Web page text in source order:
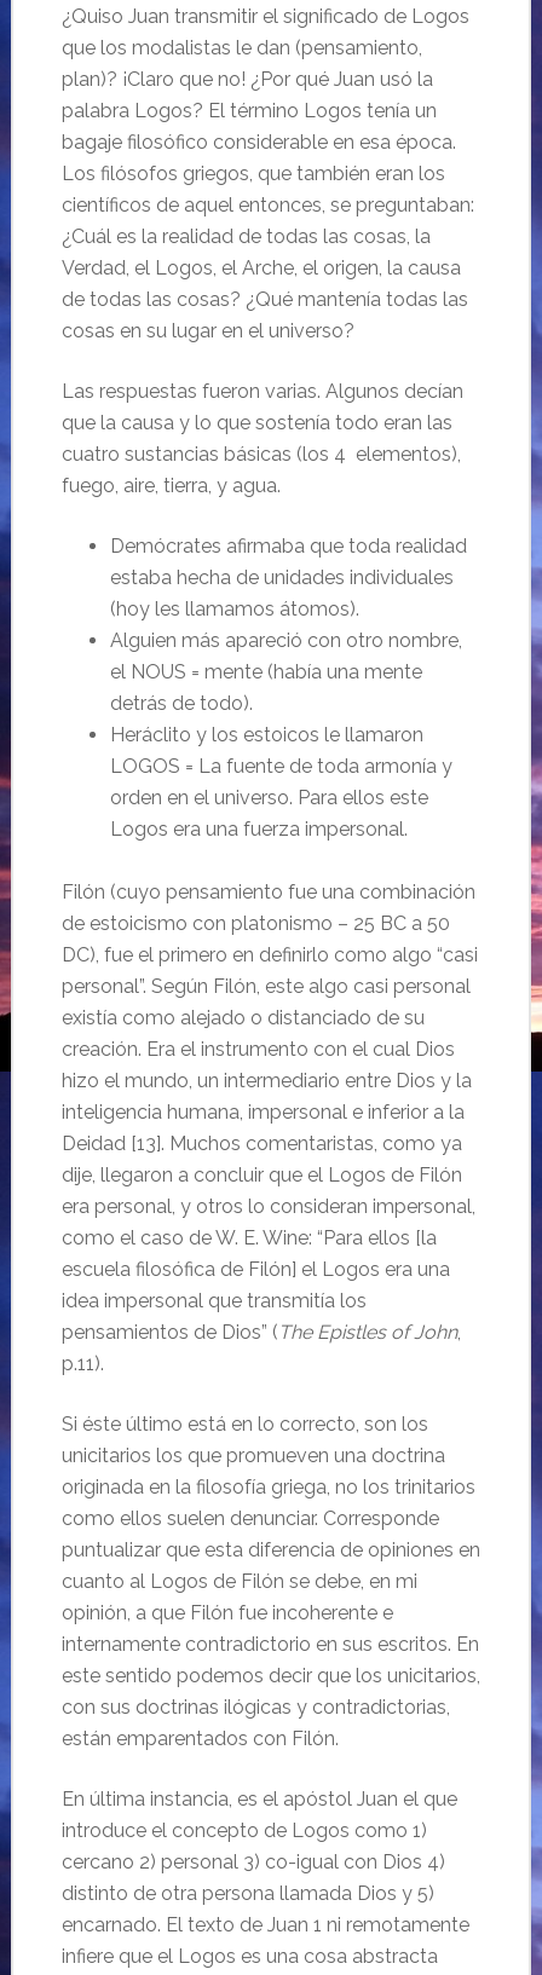
¿Quiso Juan transmitir el significado de Logos
que los modalistas le dan (pensamiento,
plan)? ¡Claro que no! ¿Por qué Juan usó la
palabra Logos? El término Logos tenía un
bagaje filosófico considerable en esa época.
Los filósofos griegos, que también eran los
científicos de aquel entonces, se preguntaban:
¿Cuál es la realidad de todas las cosas, la
Verdad, el Logos, el Arche, el origen, la causa
de todas las cosas? ¿Qué mantenía todas las
cosas en su lugar en el universo?
Las respuestas fueron varias. Algunos decían
que la causa y lo que sostenía todo eran las
cuatro sustancias básicas (los 4 elementos),
fuego, aire, tierra, y agua.
Demócrates afirmaba que toda realidad
estaba hecha de unidades individuales
(hoy les llamamos átomos).
Alguien más apareció con otro nombre,
el NOUS = mente (había una mente
detrás de todo).
Heráclito y los estoicos le llamaron
LOGOS = La fuente de toda armonía y
orden en el universo. Para ellos este
Logos era una fuerza impersonal.
Filón (cuyo pensamiento fue una combinación
de estoicismo con platonismo – 25 BC a 50
DC), fue el primero en definirlo como algo “casi
personal”. Según Filón, este algo casi personal
existía como alejado o distanciado de su
creación. Era el instrumento con el cual Dios
hizo el mundo, un intermediario entre Dios y la
inteligencia humana, impersonal e inferior a la
Deidad [13]. Muchos comentaristas, como ya
dije, llegaron a concluir que el Logos de Filón
era personal, y otros lo consideran impersonal,
como el caso de W. E. Wine: “Para ellos [la
escuela filosófica de Filón] el Logos era una
idea impersonal que transmitía los
pensamientos de Dios” ( The Epistles of John,
p.11).
Si éste último está en lo correcto, son los
unicitarios los que promueven una doctrina
originada en la filosofía griega, no los trinitarios
como ellos suelen denunciar. Corresponde
puntualizar que esta diferencia de opiniones en
cuanto al Logos de Filón se debe, en mi
opinión, a que Filón fue incoherente e
internamente contradictorio en sus escritos. En
este sentido podemos decir que los unicitarios,
con sus doctrinas ilógicas y contradictorias,
están emparentados con Filón.
En última instancia, es el apóstol Juan el que
introduce el concepto de Logos como 1)
cercano 2) personal 3) co-igual con Dios 4)
distinto de otra persona llamada Dios y 5)
encarnado. El texto de Juan 1 ni remotamente
infiere que el Logos es una cosa abstracta